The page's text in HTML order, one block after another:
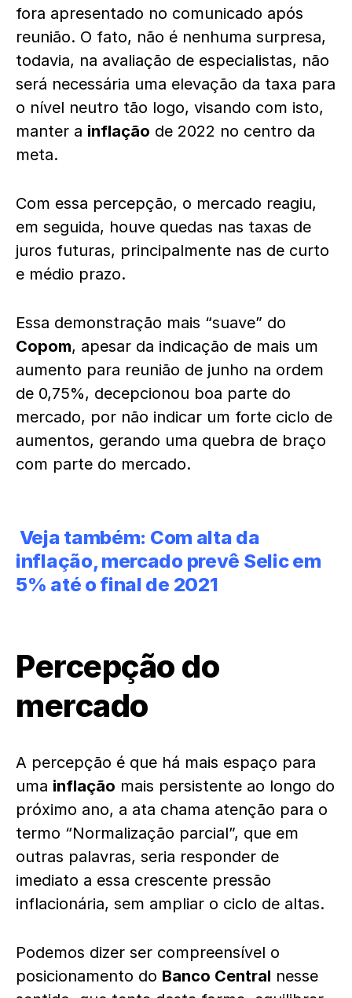
fora apresentado no comunicado após
reunião. O fato, não é nenhuma surpresa,
todavia, na avaliação de especialistas, não
será necessária uma elevação da taxa para
o nível neutro tão logo, visando com isto,
manter a inflação de 2022 no centro da
meta.
Com essa percepção, o mercado reagiu,
em seguida, houve quedas nas taxas de
juros futuras, principalmente nas de curto
e médio prazo.
Essa demonstração mais “suave” do
Copom, apesar da indicação de mais um
aumento para reunião de junho na ordem
de 0,75%, decepcionou boa parte do
mercado, por não indicar um forte ciclo de
aumentos, gerando uma quebra de braço
com parte do mercado.
Veja também: Com alta da
inflação, mercado prevê Selic em
5% até o final de 2021
Percepção do
mercado
A percepção é que há mais espaço para
uma inflação mais persistente ao longo do
próximo ano, a ata chama atenção para o
termo “Normalização parcial”, que em
outras palavras, seria responder de
imediato a essa crescente pressão
inflacionária, sem ampliar o ciclo de altas.
Podemos dizer ser compreensível o
posicionamento do Banco Central nesse